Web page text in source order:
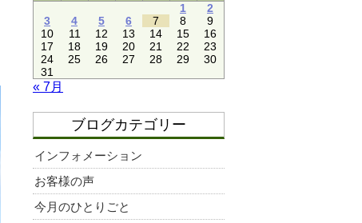
1
2
3
4 5 6 7 8
9
10
11 12 13 14 15
16
17
18 19 20 21 22
23
24
25 26 27 28 29
30
31
« 7月
ブログカテゴリー
インフォメーション
お客様の声
今月のひとりごと